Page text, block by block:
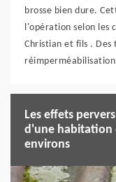
brosse bien dure.
l'opération selon les
Christian et fils .
Les effets
d'une habitation
environs